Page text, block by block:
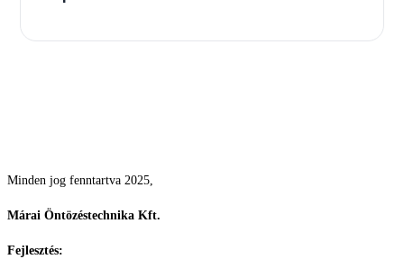
Minden jog fenntartva 2025,
Márai Öntözéstechnika Kft.
Fejlesztés: